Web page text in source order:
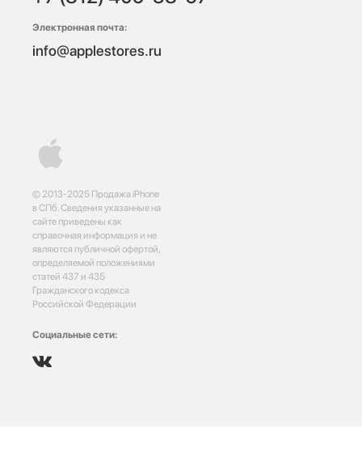
© 2013-2025 Продажа iPhone
в СПб. Сведения указанные на
сайте приведены как
справочная информация и не
являются публичной офертой,
определяемой положениями
статей 437 и 435
Гражданского кодекса
Российской Федерации
Социальные сети:
Электронная почта:
info@applestores.ru